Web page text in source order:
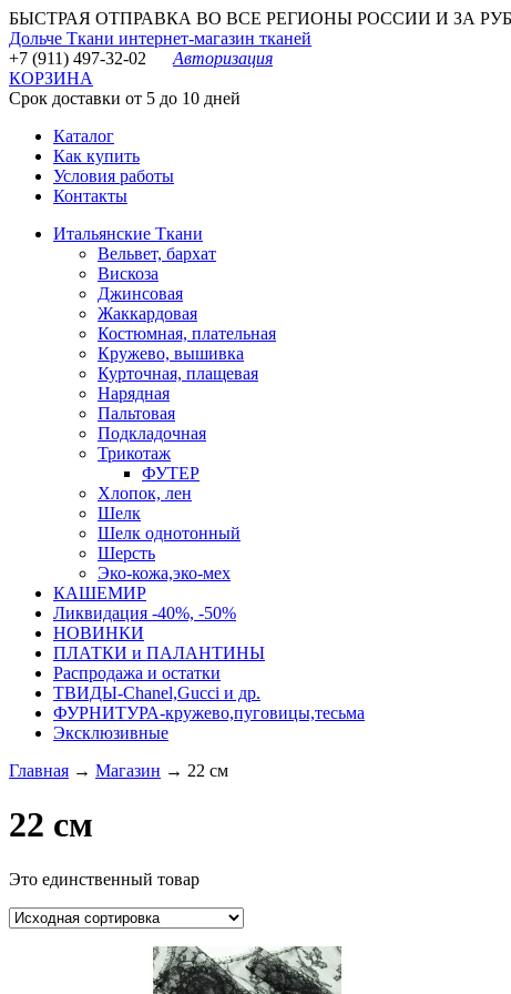
БЫСТРАЯ ОТПРАВКА ВО ВСЕ РЕГИОНЫ РОССИИ И ЗА
Дольче Ткани интернет-магазин тканей
+7 (911) 497-32-02
Авторизация
КОРЗИНА
Срок доставки от 5 до 10 дней
Каталог
Как купить
Условия работы
Контакты
Итальянские Ткани
Вельвет, бархат
Вискоза
Джинсовая
Жаккардовая
Костюмная, плательная
Кружево, вышивка
Курточная, плащевая
Нарядная
Пальтовая
Подкладочная
Трикотаж
ФУТЕР
Хлопок, лен
Шелк
Шелк однотонный
Шерсть
Эко-кожа,эко-мех
КАШЕМИР
Ликвидация -40%, -50%
НОВИНКИ
ПЛАТКИ и ПАЛАНТИНЫ
Распродажа и остатки
ТВИДЫ-Сhanel,Gucci и др.
ФУРНИТУРА-кружево,пуговицы,тесьма
Эксклюзивные
Главная → Магазин → 22 cм
22 cм
Это единственный товар